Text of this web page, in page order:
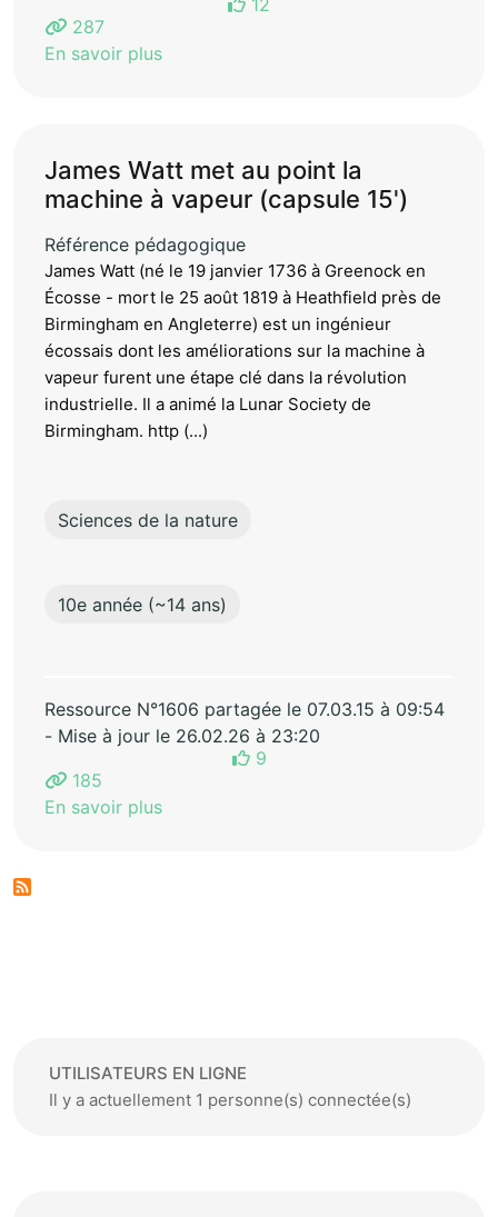
287
En savoir plus
James Watt met au point la
machine à vapeur (capsule 15')
Référence pédagogique
James Watt (né le 19 janvier 1736 à Greenock en
Écosse - mort le 25 août 1819 à Heathfield près de
Birmingham en Angleterre) est un ingénieur
écossais dont les améliorations sur la machine à
vapeur furent une étape clé dans la révolution
industrielle. Il a animé la Lunar Society de
Birmingham. http (...)
Sciences de la nature
10e année (~14 ans)
Ressource N°1606 partagée le 07.03.15 à 09:54
- Mise à jour le 26.02.26 à 23:20
9
185
En savoir plus
UTILISATEURS EN LIGNE
Il y a actuellement 1 personne(s) connectée(s)